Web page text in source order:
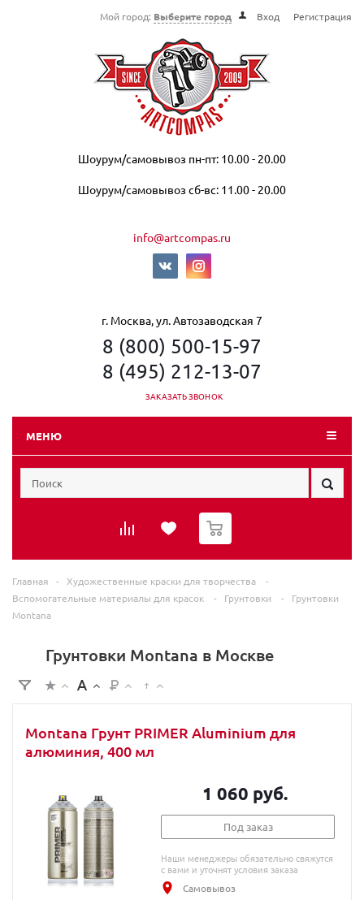
Мой город: Выберите город Вход Регистрация
Шоурум/самовывоз пн-пт: 10.00 - 20.00
Шоурум/самовывоз сб-вс: 11.00 - 20.00
info@artcompas.ru
г. Москва, ул. Автозаводская 7
8 (800) 500-15-97
8 (495) 212-13-07
ЗАКАЗАТЬ ЗВОНОК
МЕНЮ
0
Главная - Художественные краски для творчества
-
Вспомогательные материалы для красок
- Грунтовки -
Грунтовки
Montana
Грунтовки Montana в Москве
Montana Грунт PRIMER Aluminium для
алюминия, 400 мл
1 060 руб.
Под заказ
Наши менеджеры обязательно свяжутся
с вами и уточнят условия заказа
Самовывоз